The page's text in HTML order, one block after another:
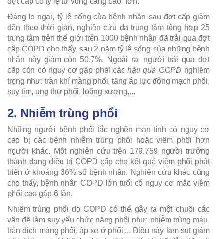
Đáng lo ngại, tỷ lệ sống của bệnh nhân sau đợt cấp giảm
dần theo thời gian, nghiên cứu đa trung tâm tổng hợp 25
trung tâm trên thế giới trên 1000 bệnh nhân đã trải qua đợt
cấp COPD cho thấy, sau 2 năm tỷ lệ sống của những bệnh
nhân này giảm còn 50,7%. Ngoài ra, người trải qua đợt
cấp còn có nguy cơ gặp phải cáchậu quả COPD nghiêm
trọng như: tràn khí màng phổi, tăng áp lực động mạch phổi,
suy tim, ung thư phổi, loãng xương,...
2. Nhiễm trùng phổi
Những người bệnh phổi tắc nghẽn mạn tính có nguy cơ
cao bị các bệnh nhiễm trùng phổi hoặc viêm phổi hơn
người khác. Một nghiên cứu trên 179.759 người trưởng
thành đang điều trị COPD cấp cho kết quả viêm phổi phát
triển ở khoảng 36% số bệnh nhân. Nghiên cứu khác cũng
cho thấy, bệnh nhân COPD lớn tuổi có nguy cơ mắc viêm
phổi cao gấp 6 lần.
Nhiễm trùng phổi do COPD có thể gây ra một chuỗi các
vấn đề làm suy yếu chức năng phổi như: nhiễm trùng máu,
tràn dịch màng phổi, áp xe ở phổi,... Điều này làm sụt giảm